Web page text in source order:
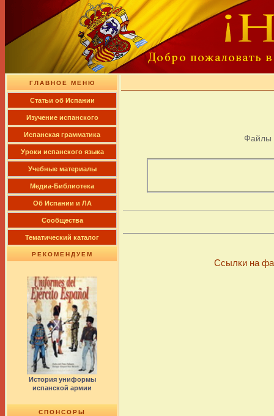
ГЛАВНОЕ МЕНЮ
Cтатьи об Испании
Изучение испанского
Испанская грамматика
Уроки испанского языка
Учебные материалы
Медиа-Библиотека
Об Испании и ЛА
Сообщества
Тематический каталог
РЕКОМЕНДУЕМ
История униформы
испанской армии
СПОНСОРЫ
Файлы
Ссылки на